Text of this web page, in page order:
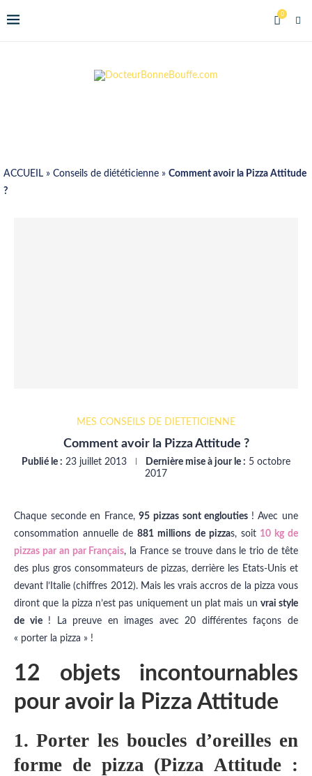
0
ACCUEIL » Conseils de diététicienne » Comment avoir la Pizza Attitude
?
MES CONSEILS DE DIÉTÉTICIENNE
Comment avoir la Pizza Attitude ?
Publié le : 23 juillet 2013 Dernière mise à jour le : 5 octobre
2017
Chaque seconde en France,95 pizzas sont englouties ! Avec une
consommation annuelle de881 millions de pizzas, soit 10 kg de
pizzas par an par Français, la France se trouve dans le trio de tête
des plus gros consommateurs de pizzas, derrière les Etats-Unis et
devant l’Italie (chiffres 2012). Mais les vrais accros de la pizza vous
diront que la pizza n’est pas uniquement un plat mais un vrai style
de vie! La preuve en images avec 20 différentes façons de
« porter la pizza » !
12 objets incontournables
pour avoir la Pizza Attitude
1. Porter les boucles d’oreilles en
forme de pizza (Pizza Attitude :